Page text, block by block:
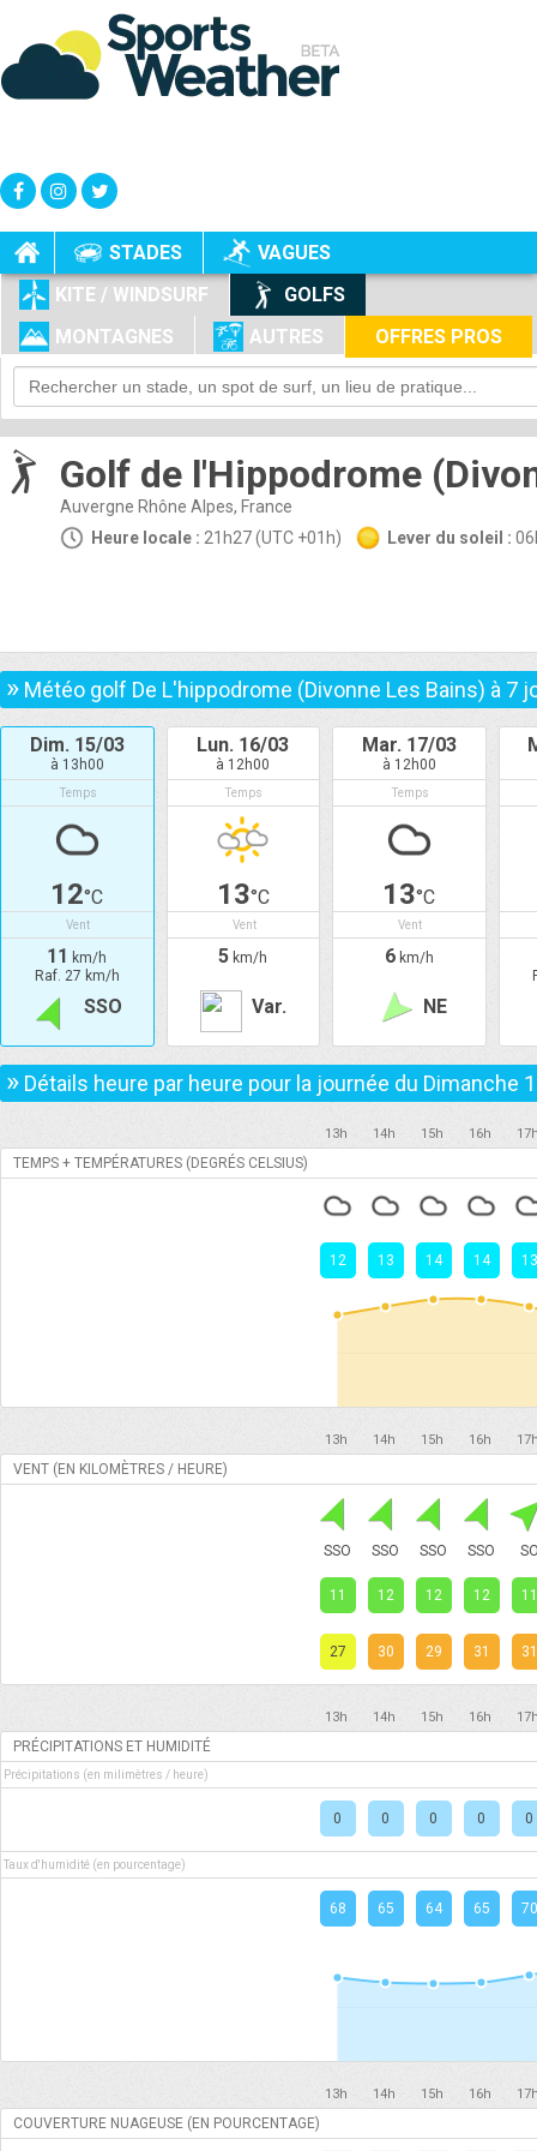
STADES
VAGUES
KITE / WINDSURF
GOLFS
MONTAGNES
AUTRES OFFRES PROS
+
-
Golf de l'Hippodrome
Auvergne Rhône Alpes, France
Heure locale : 21h27 (UTC +01h) Lever du soleil :
» Météo golf De L'hippodrome (Divonne Les Bains) à 7
Dim. 15/03
à 13h00
Temps
12°C
Vent
11 km/h
Raf. 27 km/h
SSO
Lun. 16/03
à 12h00
Temps
13°C
Vent
5 km/h
Var.
Mar. 17/03
à 12h00
Temps
13°C
Vent
6km/h
NE
» Détails heure par heure pour la journée du Dimanche
13h 14h 15h 16h
TEMPS + TEMPÉRATURES (DEGRÉS CELSIUS)
12 13 14 14 13
13h 14h 15h 16h
VENT (EN KILOMÈTRES / HEURE)
SSO SSO SSO SSO
11 12 12 12 11
27 30 29 31 31
13h 14h 15h 16h
PRÉCIPITATIONS ET HUMIDITÉ
Précipitations (en milimètres / heure)
0 0 0 0 0
Taux d'humidité (en pourcentage)
68 65 64 65 70
13h 14h 15h 16h
COUVERTURE NUAGEUSE (EN POURCENTAGE)